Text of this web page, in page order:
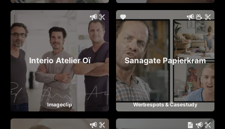
Interio Atelier Oï
Imageclip
Sanagate Papierkram
Werbespots & Casestudy